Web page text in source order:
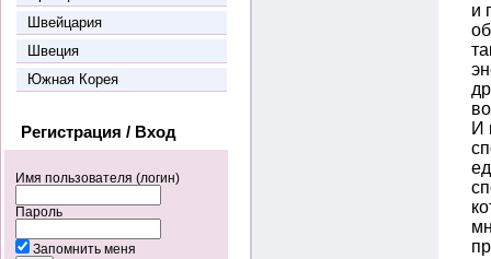
Швейцария
Швеция
Южная Корея
Регистрация / Вход
Имя пользователя (логин)
Пароль
Запомнить меня
и
И